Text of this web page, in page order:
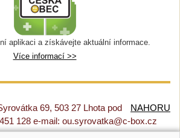
aplikaci a získávejte aktuální informace.
Více informací >>
NAHORU
69, 503 27 Lhota pod
128 e-mail: ou.syrovatka@c-box.cz